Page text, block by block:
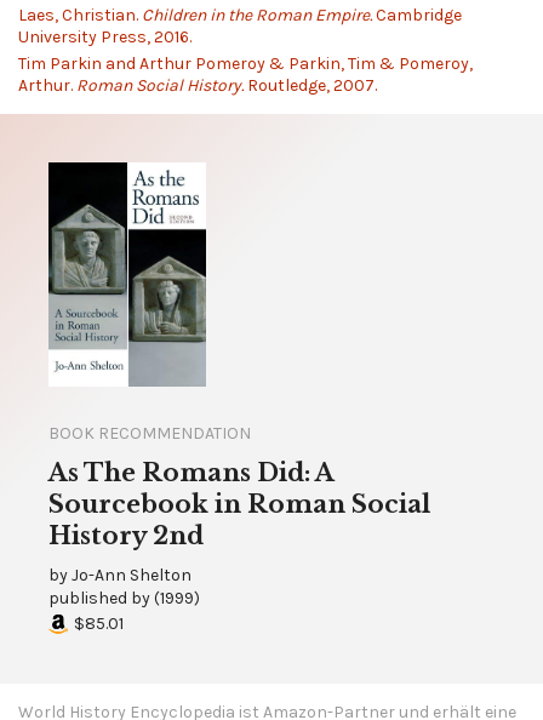
Laes, Christian. Children in the Roman Empire.Cambridge
University Press, 2016.
Tim Parkin and Arthur Pomeroy & Parkin, Tim & Pomeroy,
Arthur. Roman Social History.Routledge, 2007.
BOOK RECOMMENDATION
As The Romans Did: A
Sourcebook in Roman Social
History 2nd
byJo-Ann Shelton
published by(1999)
$85.01
World History Encyclopedia ist Amazon-Partner und erhält eine